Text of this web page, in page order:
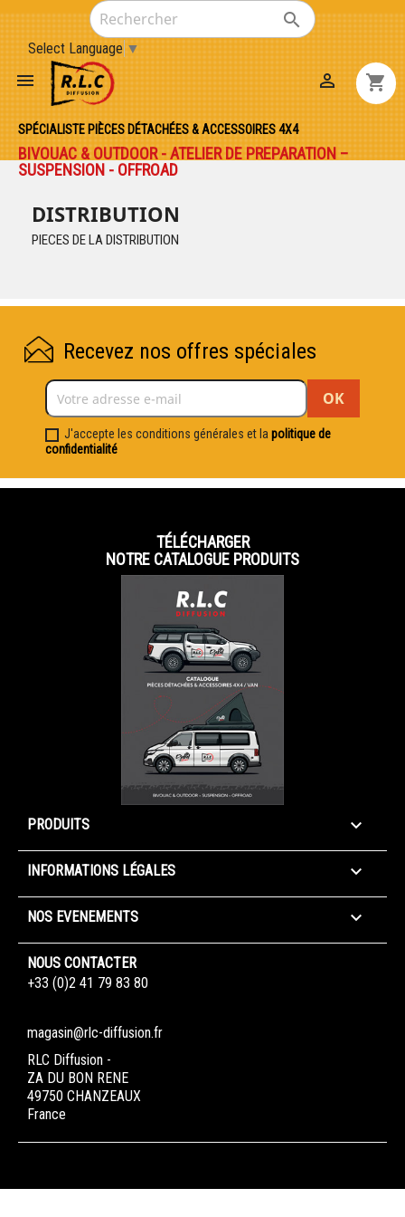

Select Language ▼
 shopping_cart

SPÉCIALISTE PIÈCES DÉTACHÉES & ACCESSOIRES 4X4
BIVOUAC & OUTDOOR - ATELIER DE PREPARATION –
SUSPENSION - OFFROAD
DISTRIBUTION
PIECES DE LA DISTRIBUTION
Recevez nos offres spéciales
J'accepte les conditions générales et la politique de
confidentialité
TÉLÉCHARGER
NOTRE CATALOGUE PRODUITS
PRODUITS 
INFORMATIONS LÉGALES 
NOS EVENEMENTS 
NOUS CONTACTER
+33 (0)2 41 79 83 80
magasin@rlc-diffusion.fr
RLC Diffusion -
ZA DU BON RENE
49750 CHANZEAUX
France